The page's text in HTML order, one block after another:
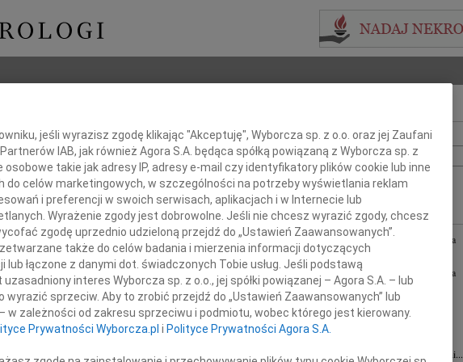
z powodu śmierci
Imię i nazwisko lub numer ogłoszenia:
+ szukanie zaawansowane
INNE NEKROLOGI
Grzegorz Lipowski06.08.2026
Częstochowa
Z żalem przyjęliśmy wiadomość o śmierci...
Grzegorz Lipowski 05.08.2026
Częstochowa
Z żalem przyjęliśmy wiadomość o śmierci...
22.06.2026
Częstochowa
Wyrazy głębokiego współczucia oraz...
15.06.2026
Pani Joannie Jędrzejowskiej-Prokop radczyni...
jeśli wyrazisz zgodę klikając "Akceptuję", Wyborcza sp. z o.o. oraz jej Zaufani
IAB, jak również Agora S.A. będąca spółką powiązaną z Wyborcza sp. z
takie jak adresy IP, adresy e-mail czy identyfikatory plików cookie lub inne
do celów marketingowych, w szczególności na potrzeby wyświetlania reklam
i preferencji w swoich serwisach, aplikacjach i w Internecie lub
Wyrażenie zgody jest dobrowolne. Jeśli nie chcesz wyrazić zgody, chcesz
zgodę uprzednio udzieloną przejdź do „Ustawień Zaawansowanych”.
także do celów badania i mierzenia informacji dotyczących
łączone z danymi dot. świadczonych Tobie usług. Jeśli podstawą
interes Wyborcza sp. z o.o., jej spółki powiązanej – Agora S.A. – lub
sprzeciw. Aby to zrobić przejdź do „Ustawień Zaawansowanych” lub
zależności od zakresu sprzeciwu i podmiotu, wobec którego jest kierowany.
Prywatności Wyborcza.pl i Polityce Prywatności Agora S.A.